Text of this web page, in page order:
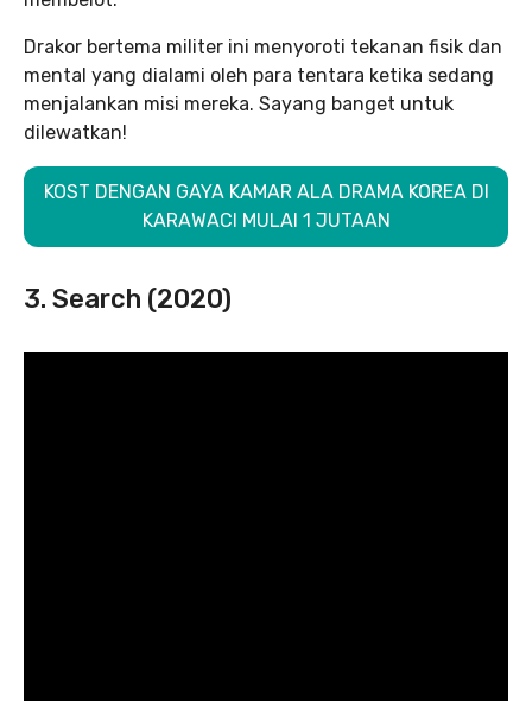
Drakor bertema militer ini menyoroti tekanan fisik dan
mental yang dialami oleh para tentara ketika sedang
menjalankan misi mereka. Sayang banget untuk
dilewatkan!
KOST DENGAN GAYA KAMAR ALA DRAMA KOREA DI
KARAWACI MULAI 1 JUTAAN
3. Search (2020)